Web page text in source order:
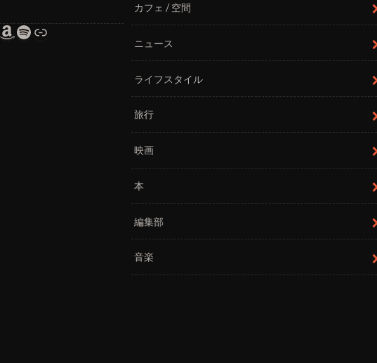
Spotify
リンク
カフェ / 空間
ニュース
ライフスタイル
旅行
映画
本
編集部
音楽